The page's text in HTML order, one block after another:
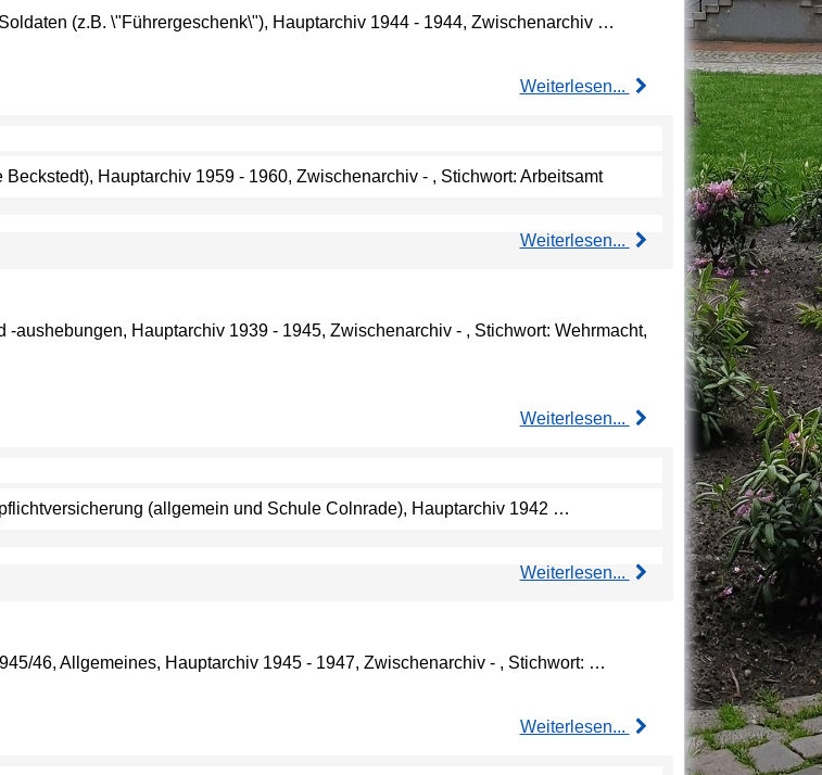
(z.B. \"Führergeschenk\"), Hauptarchiv 1944 - 1944, Zwischenarchiv …
Weiterlesen...
Hauptarchiv 1959 - 1960, Zwischenarchiv - , Stichwort: Arbeitsamt
Weiterlesen...
aushebungen, Hauptarchiv 1939 - 1945, Zwischenarchiv - , Stichwort: Wehrmacht,
Weiterlesen...
(allgemein und Schule Colnrade), Hauptarchiv 1942 …
Weiterlesen...
46, Allgemeines, Hauptarchiv 1945 - 1947, Zwischenarchiv - , Stichwort: …
Weiterlesen...